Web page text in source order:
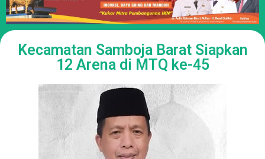
Kecamatan Samboja Barat Siapkan
12 Arena di MTQ ke-45